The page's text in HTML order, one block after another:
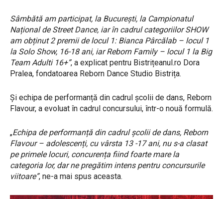
Sâmbătă am participat, la București, la Campionatul
Național de Street Dance, iar în cadrul categoriilor SHOW
am obținut 2 premii de locul 1: Bianca Pârcălab – locul 1
la Solo Show, 16-18 ani, iar Reborn Family – locul 1 la Big
Team Adulti 16+”, a explicat pentru Bistrițeanul.ro Dora
Pralea, fondatoarea Reborn Dance Studio Bistrița.
Și echipa de performanță din cadrul școlii de dans, Reborn
Flavour, a evoluat în cadrul concursului, într-o nouă formulă.
„Echipa de performanță din cadrul școlii de dans, Reborn
Flavour – adolescenți, cu vârsta 13 -17 ani, nu s-a clasat
pe primele locuri, concurența fiind foarte mare la
categoria lor, dar ne pregătim intens pentru concursurile
viitoare”, ne-a mai spus aceasta.